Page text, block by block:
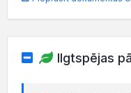
Ilgtspējas